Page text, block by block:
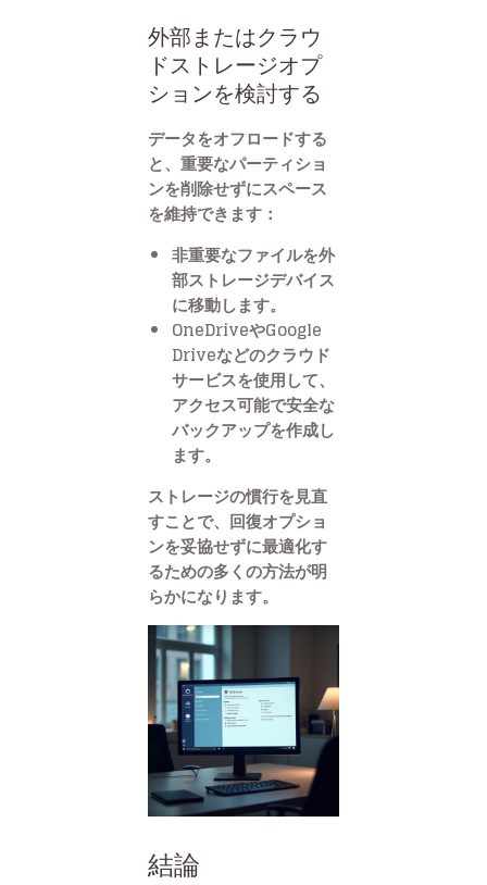
外部またはクラウ
ドストレージオプ
ションを検討する
データをオフロードする
と、重要なパーティショ
ンを削除せずにスペース
を維持できます：
非重要なファイルを外
部ストレージデバイス
に移動します。
OneDriveやGoogle
Driveなどのクラウド
サービスを使用して、
アクセス可能で安全な
バックアップを作成し
ます。
ストレージの慣行を見直
すことで、回復オプショ
ンを妥協せずに最適化す
るための多くの方法が明
らかになります。
結論